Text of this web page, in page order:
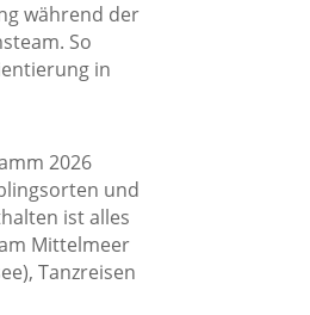
während der
So
in
2026
und
ist alles
Mittelmeer
Tanzreisen